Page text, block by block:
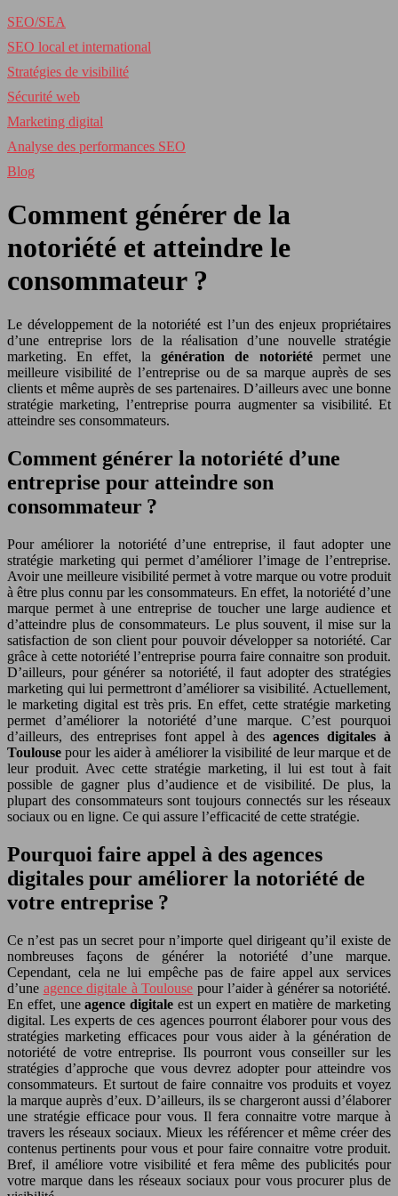
SEO/SEA
SEO local et international
Stratégies de visibilité
Sécurité web
Marketing digital
Analyse des performances SEO
Blog
Comment générer de la
notoriété et atteindre le
consommateur ?
Le développement de la notoriété est l’un des enjeux propriétaires
d’une entreprise lors de la réalisation d’une nouvelle stratégie
marketing. En effet, la génération de notoriétépermet une
meilleure visibilité de l’entreprise ou de sa marque auprès de ses
clients et même auprès de ses partenaires. D’ailleurs avec une bonne
stratégie marketing, l’entreprise pourra augmenter sa visibilité. Et
atteindre ses consommateurs.
Comment générer la notoriété d’une
entreprise pour atteindre son
consommateur ?
Pour améliorer la notoriété d’une entreprise, il faut adopter une
stratégie marketing qui permet d’améliorer l’image de l’entreprise.
Avoir une meilleure visibilité permet à votre marque ou votre produit
à être plus connu par les consommateurs. En effet, la notoriété d’une
marque permet à une entreprise de toucher une large audience et
d’atteindre plus de consommateurs. Le plus souvent, il mise sur la
satisfaction de son client pour pouvoir développer sa notoriété. Car
grâce à cette notoriété l’entreprise pourra faire connaitre son produit.
D’ailleurs, pour générer sa notoriété, il faut adopter des stratégies
marketing qui lui permettront d’améliorer sa visibilité. Actuellement,
le marketing digital est très pris. En effet, cette stratégie marketing
permet d’améliorer la notoriété d’une marque. C’est pourquoi
d’ailleurs, des entreprises font appel à desagences digitales à
Toulouse pour les aider à améliorer la visibilité de leur marque et de
leur produit. Avec cette stratégie marketing, il lui est tout à fait
possible de gagner plus d’audience et de visibilité. De plus, la
plupart des consommateurs sont toujours connectés sur les réseaux
sociaux ou en ligne. Ce qui assure l’efficacité de cette stratégie.
Pourquoi faire appel à des agences
digitales pour améliorer la notoriété de
votre entreprise ?
Ce n’est pas un secret pour n’importe quel dirigeant qu’il existe de
nombreuses façons de générer la notoriété d’une marque.
Cependant, cela ne lui empêche pas de faire appel aux services
d’une agence digitale à Toulouse pour l’aider à générer sa notoriété.
En effet, uneagence digitale est un expert en matière de marketing
digital. Les experts de ces agences pourront élaborer pour vous des
stratégies marketing efficaces pour vous aider à la génération de
notoriété de votre entreprise. Ils pourront vous conseiller sur les
stratégies d’approche que vous devrez adopter pour atteindre vos
consommateurs. Et surtout de faire connaitre vos produits et voyez
la marque auprès d’eux. D’ailleurs, ils se chargeront aussi d’élaborer
une stratégie efficace pour vous. Il fera connaitre votre marque à
travers les réseaux sociaux. Mieux les référencer et même créer des
contenus pertinents pour vous et pour faire connaitre votre produit.
Bref, il améliore votre visibilité et fera même des publicités pour
votre marque dans les réseaux sociaux pour vous procurer plus de